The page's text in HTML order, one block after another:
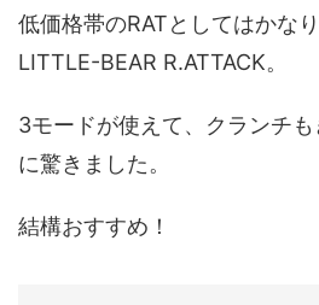
低価格帯のRATとしてはかな
LITTLE-BEAR R.ATTACK。
3モードが使えて、クランチ
に驚きました。
結構おすすめ！